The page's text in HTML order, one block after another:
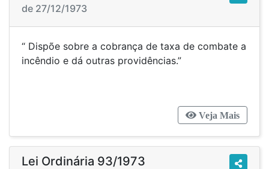
de 27/12/1973
“ Dispõe sobre a cobrança de taxa de combate a
incêndio e dá outras providências.”
Veja Mais
Lei Ordinária 93/1973